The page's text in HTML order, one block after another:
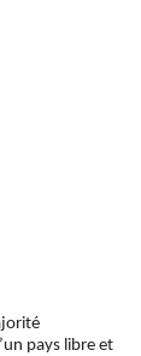
pays libre et